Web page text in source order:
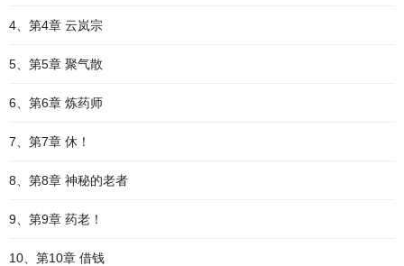
4、第4章 云岚宗
5、第5章 聚气散
6、第6章 炼药师
7、第7章 休！
8、第8章 神秘的老者
9、第9章 药老！
10、第10章 借钱